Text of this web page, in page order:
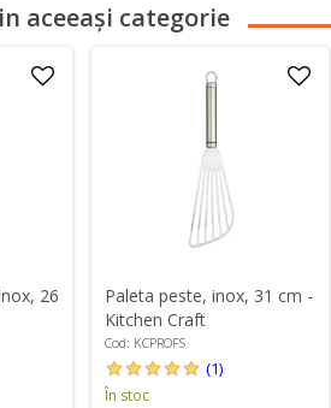
aceeași categorie
26
Paleta peste, inox, 31 cm -
Kitchen Craft
Cod: KCPROFS
(1)
În stoc